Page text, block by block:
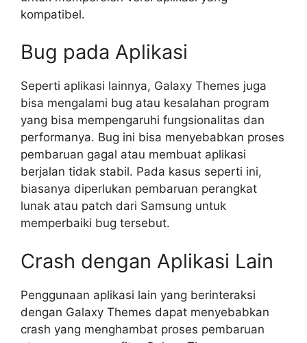
kompatibel.
Bug pada Aplikasi
Seperti aplikasi lainnya, Galaxy Themes juga
bisa mengalami bug atau kesalahan program
yang bisa mempengaruhi fungsionalitas dan
performanya. Bug ini bisa menyebabkan proses
pembaruan gagal atau membuat aplikasi
berjalan tidak stabil. Pada kasus seperti ini,
biasanya diperlukan pembaruan perangkat
lunak atau patch dari Samsung untuk
memperbaiki bug tersebut.
Crash dengan Aplikasi Lain
Penggunaan aplikasi lain yang berinteraksi
dengan Galaxy Themes dapat menyebabkan
crash yang menghambat proses pembaruan